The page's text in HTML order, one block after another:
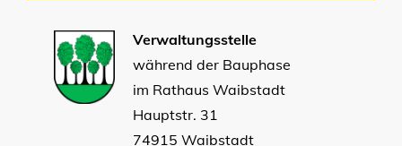
Verwaltungsstelle
während der Bauphase
im Rathaus Waibstadt
Hauptstr. 31
74915 Waibstadt